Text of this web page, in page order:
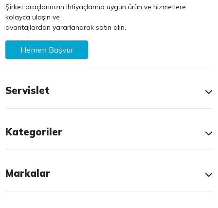
Şirket araçlarınızın ihtiyaçlarına uygun ürün ve hizmetlere
kolayca ulaşın ve
avantajlardan yararlanarak satın alın.
Hemen Başvur
Servislet
Kategoriler
Markalar